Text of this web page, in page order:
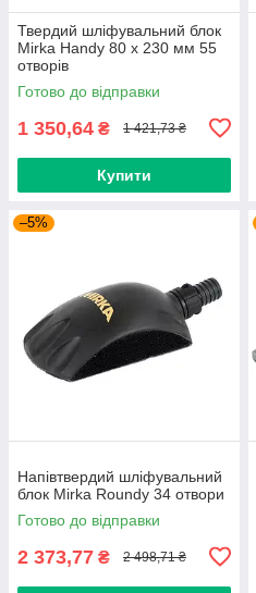
Твердий шліфувальний блок
Mirka Handy 80 x 230 мм 55
отворів
Готово до відправки
1 350,64 ₴ 1 421,73 ₴
Купити
–5%
Напівтвердий шліфувальний
блок Mirka Roundy 34 отвори
Готово до відправки
2 373,77 ₴ 2 498,71 ₴